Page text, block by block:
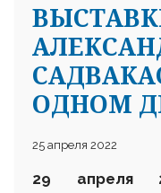
ОДНОМ
25 апреля 2022
29 апреля